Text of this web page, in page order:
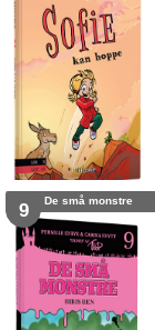
9 De små monstre